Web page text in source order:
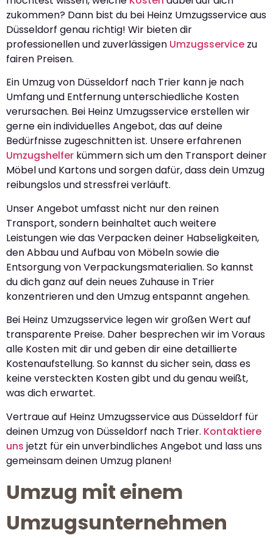
zukommen? Dann bist du bei Heinz Umzugsservice aus
Düsseldorf genau richtig! Wir bieten dir
professionellen und zuverlässigen Umzugsservice zu
fairen Preisen.
Ein Umzug von Düsseldorf nach Trier kann je nach
Umfang und Entfernung unterschiedliche Kosten
verursachen. Bei Heinz Umzugsservice erstellen wir
gerne ein individuelles Angebot, das auf deine
Bedürfnisse zugeschnitten ist. Unsere erfahrenen
Umzugshelfer kümmern sich um den Transport deiner
Möbel und Kartons und sorgen dafür, dass dein Umzug
reibungslos und stressfrei verläuft.
Unser Angebot umfasst nicht nur den reinen
Transport, sondern beinhaltet auch weitere
Leistungen wie das Verpacken deiner Habseligkeiten,
den Abbau und Aufbau von Möbeln sowie die
Entsorgung von Verpackungsmaterialien. So kannst
du dich ganz auf dein neues Zuhause in Trier
konzentrieren und den Umzug entspannt angehen.
Bei Heinz Umzugsservice legen wir großen Wert auf
transparente Preise. Daher besprechen wir im Voraus
alle Kosten mit dir und geben dir eine detaillierte
Kostenaufstellung. So kannst du sicher sein, dass es
keine versteckten Kosten gibt und du genau weißt,
was dich erwartet.
Vertraue auf Heinz Umzugsservice aus Düsseldorf für
deinen Umzug von Düsseldorf nach Trier. Kontaktiere
uns jetzt für ein unverbindliches Angebot und lass uns
gemeinsam deinen Umzug planen!
Umzug mit einem
Umzugsunternehmen